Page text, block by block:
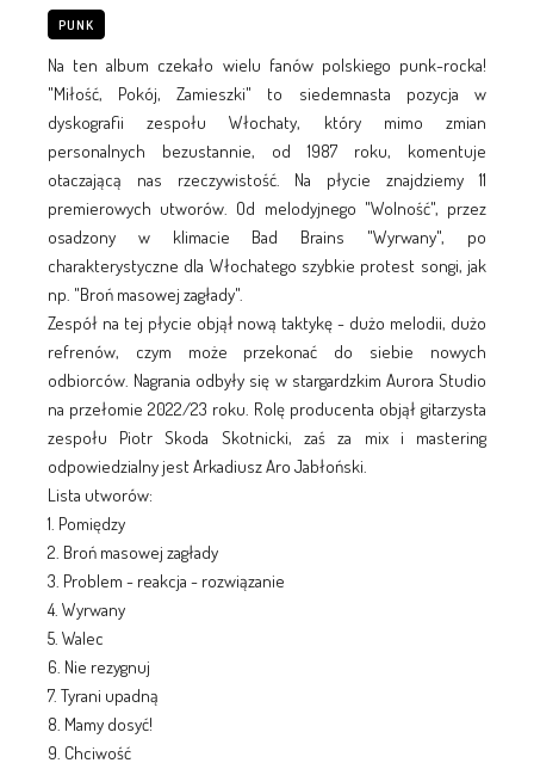
PUNK
Na ten album czekało wielu fanów polskiego punk-rocka!
"Miłość, Pokój, Zamieszki" to siedemnasta pozycja w
dyskografii zespołu Włochaty, który mimo zmian
personalnych bezustannie, od 1987 roku, komentuje
otaczającą nas rzeczywistość. Na płycie znajdziemy 11
premierowych utworów. Od melodyjnego "Wolność", przez
osadzony w klimacie Bad Brains "Wyrwany", po
charakterystyczne dla Włochatego szybkie protest songi, jak
np. "Broń masowej zagłady".
Zespół na tej płycie objął nową taktykę - dużo melodii, dużo
refrenów, czym może przekonać do siebie nowych
odbiorców. Nagrania odbyły się w stargardzkim Aurora Studio
na przełomie 2022/23 roku. Rolę producenta objął gitarzysta
zespołu Piotr Skoda Skotnicki, zaś za mix i mastering
odpowiedzialny jest Arkadiusz Aro Jabłoński.
Lista utworów:
1. Pomiędzy
2. Broń masowej zagłady
3. Problem - reakcja - rozwiązanie
4. Wyrwany
5. Walec
6. Nie rezygnuj
7. Tyrani upadną
8. Mamy dosyć!
9. Chciwość